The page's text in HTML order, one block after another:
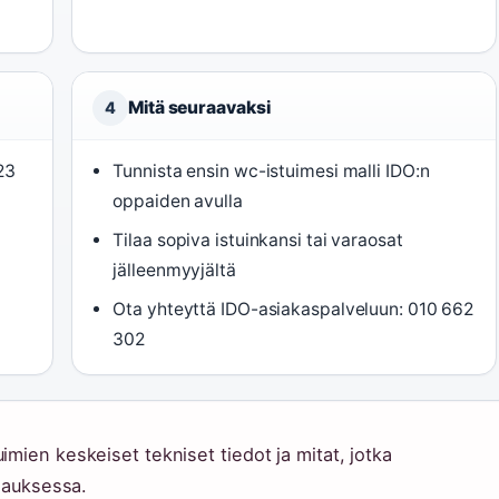
4 Mitä seuraavaksi
Tunnista ensin wc-istuimesi malli IDO:n
oppaiden avulla
Tilaa sopiva istuinkansi tai varaosat
jälleenmyyjältä
Ota yhteyttä IDO-asiakaspalveluun: 010 662
302
keskeiset tekniset tiedot ja mitat, jotka